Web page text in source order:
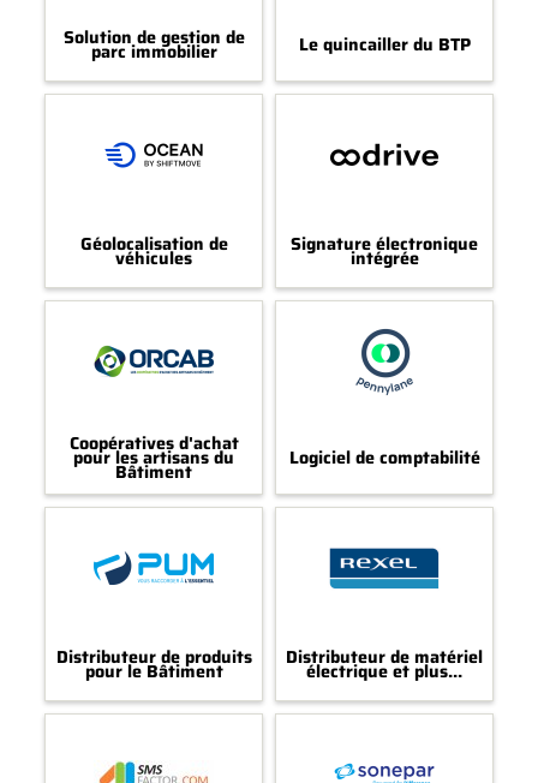
Solution de gestion de
parc immobilier Le quincailler du BTP
Géolocalisation de
véhicules
Signature électronique
intégrée
Coopératives d'achat
pour les artisans du
Bâtiment
Logiciel de comptabilité
Distributeur de produits
pour le Bâtiment
Distributeur de matériel
électrique et plus...